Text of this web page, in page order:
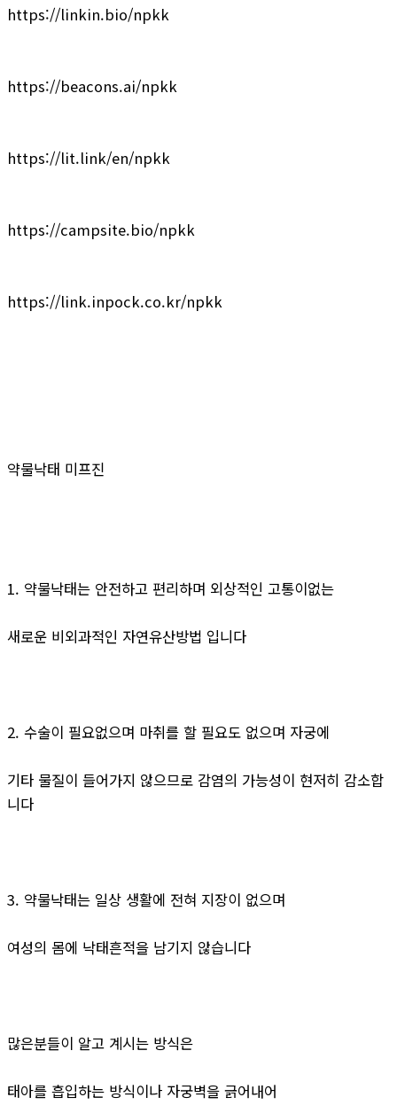
https://linkin.bio/npkk
https://beacons.ai/npkk
https://lit.link/en/npkk
https://campsite.bio/npkk
https://link.inpock.co.kr/npkk
약물낙태 미프진
1. 약물낙태는 안전하고 편리하며 외상적인 고통이없는
새로운 비외과적인 자연유산방법 입니다
2. 수술이 필요없으며 마취를 할 필요도 없으며 자궁에
기타 물질이 들어가지 않으므로 감염의 가능성이 현저히 감소합
니다
3. 약물낙태는 일상 생활에 전혀 지장이 없으며
여성의 몸에 낙태흔적을 남기지 않습니다
많은분들이 알고 계시는 방식은
태아를 흡입하는 방식이나 자궁벽을 긁어내어